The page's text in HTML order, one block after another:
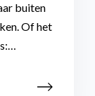
buiten
Of het